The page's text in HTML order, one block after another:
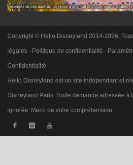
Copyright © Hello Disneyland 2014-2026,
légales - Politique de confidentialité -
Confidentialité
Hello Disneyland est un site indépendant et
Disneyland Paris. Toute demande adressée à
ignorée. Merci de votre compréhension.